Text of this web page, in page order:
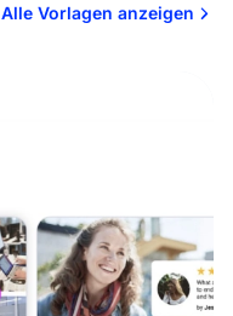
Alle Vorlagen anzeigen